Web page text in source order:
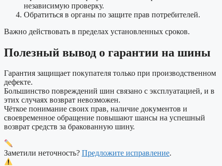
независимую проверку.
Обратиться в органы по защите прав потребителей.
Важно действовать в пределах установленных сроков.
Полезный вывод о гарантии на шины
Гарантия защищает покупателя только при производственном
дефекте.
Большинство повреждений шин связано с эксплуатацией, и в
этих случаях возврат невозможен.
Чёткое понимание своих прав, наличие документов и
своевременное обращение повышают шансы на успешный
возврат средств за бракованную шину.
Заметили неточность? Предложите исправление.